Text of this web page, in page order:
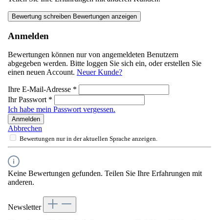
Bewertung schreiben Bewertungen anzeigen
Anmelden
Bewertungen können nur von angemeldeten Benutzern
abgegeben werden. Bitte loggen Sie sich ein, oder erstellen Sie
einen neuen Account. Neuer Kunde?
Ihre E-Mail-Adresse *
Ihr Passwort *
Ich habe mein Passwort vergessen.
Anmelden
Abbrechen
Bewertungen nur in der aktuellen Sprache anzeigen.
Keine Bewertungen gefunden. Teilen Sie Ihre Erfahrungen mit
anderen.
Newsletter